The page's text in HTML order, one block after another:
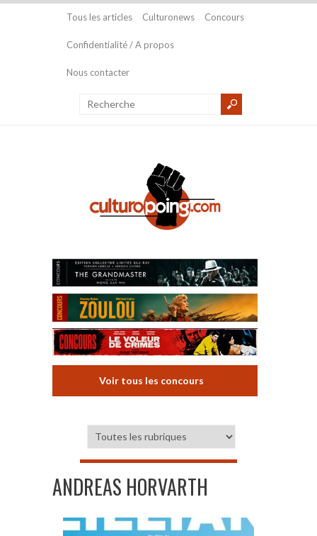
Tous les articles Culturonews Concours
Confidentialité / A propos
Nous contacter
Voir tous les concours
ANDREAS HORVARTH